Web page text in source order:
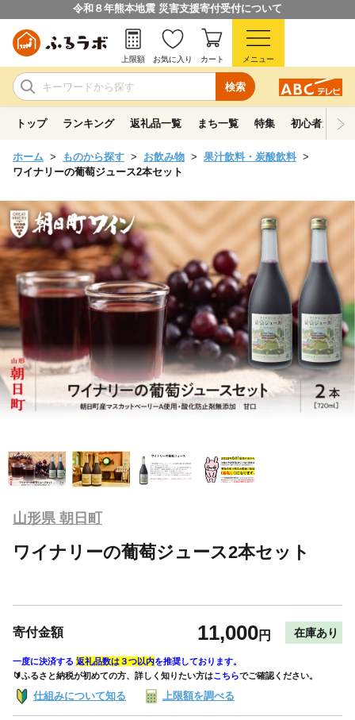
令和８年熊本地震 災害支援寄付受付について
検索
上限額 お気に入り カート メニュー
トップ ランキング 返礼品一覧 まち一覧 特集 初心者ガイド
ホーム ものから探す お飲み物
果汁飲料・炭酸飲料
ワイナリーの葡萄ジュース2本セット
山形県 朝日町
ワイナリーの葡萄ジュース2本セット
寄付金額 11,000円 在庫あり
一度に決済する 返礼品数は３つ以内を推奨しております。
🔰ふるさと納税が初めての方、詳しく知りたい方はこちらでご確認ください。
仕組みについて知る 上限額を調べる